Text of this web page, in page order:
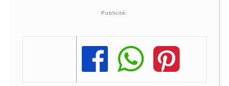
Publicité:
Share
Share
Share